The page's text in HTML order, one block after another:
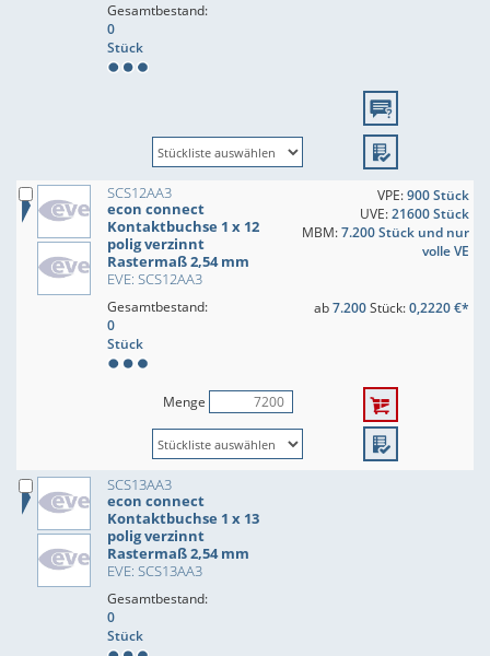
Gesamtbestand:
0
Stück
SCS12AA3
econ connect
Kontaktbuchse 1 x 12
polig verzinnt
Rastermaß 2,54 mm
EVE: SCS12AA3
VPE:900 Stück
UVE:21600 Stück
MBM:7.200 Stück und nur
volle VE
Gesamtbestand:
0
Stück
ab7.200Stück:0,2220 €*
Menge
SCS13AA3
econ connect
Kontaktbuchse 1 x 13
polig verzinnt
Rastermaß 2,54 mm
EVE: SCS13AA3
Gesamtbestand:
0
Stück